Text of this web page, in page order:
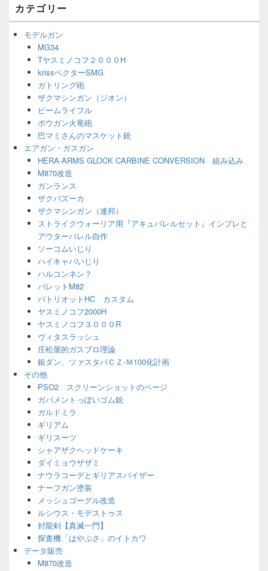
ウ
ィ
ェ
カテゴリー
モデルガン
MG34
Tヤスミノコフ２０００H
krissベクターSMG
ガトリング砲
ザクマシンガン（ジオン）
ビームライフル
ボウガン火竜砲
巴マミさんのマスケット銃
エアガン・ガスガン
HERA-ARMS GLOCK CARBINE CONVERSION 組み込み
M870改造
ガンランス
ザクバズーカ
ザクマシンガン（連邦）
ストライクウォーリア用『アキュバレルセット』インプレと
アウターバレル自作
ソーコムいじり
ハイキャパいじり
ハルコンネン？
バレットM82
パトリオットHC カスタム
ヤスミノコフ2000H
ヤスミノコフ３０００R
ヴィタスラッシュ
庄松屋的ガスブロ理論
銀ダン、ツァスタバＣＺ-Ｍ100化計画
その他
PSO2 スクリーンショットのページ
ガバメントっぽいゴム銃
ガルドミラ
ギリアム
ギリスーツ
シャアザクヘッドケーキ
ダイミョウザザミ
ナウラコーデとギリアスバイザー
ナーフガン塗装
メッシュゴーグル改造
ルシウス・モデストゥス
封龍剣【真滅一門】
探査機「はやぶさ」のイトカワ
データ販売
M870改造